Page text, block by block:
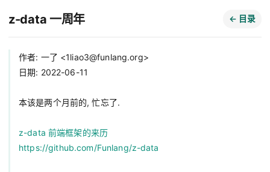
z-data 一周年 ← 目录
作者: 一了 <1liao3@funlang.org>
日期: 2022-06-11
本该是两个月前的, 忙忘了.
z-data 前端框架的来历
https://github.com/Funlang/z-data